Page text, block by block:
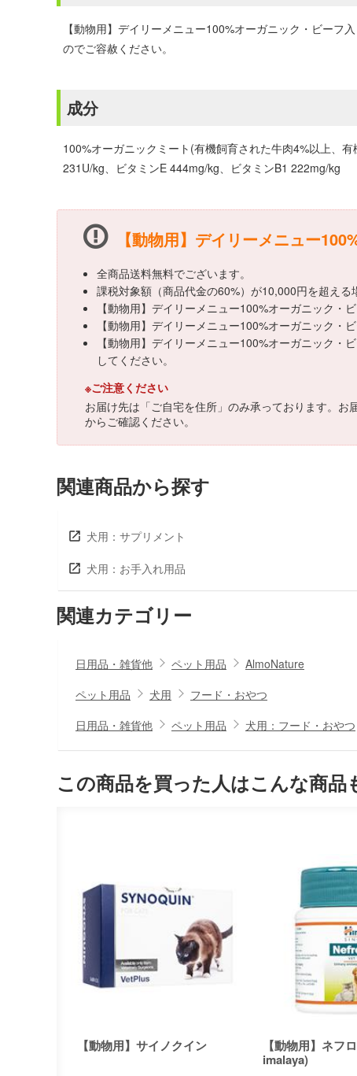
【動物用】デイリーメニュー100%オーガニック・ビー
のでご容赦ください。
成分
100%オーガニックミート(有機飼育された牛肉4%以上、
231U/kg、ビタミンE 444mg/kg、ビタミンB1 222mg/kg
【動物用】デイリーメニュー
全商品送料無料でございます。
課税対象額（商品代金の60%）が10,000円を超える
【動物用】デイリーメニュー100%オーガニック・
【動物用】デイリーメニュー100%オーガニック・
【動物用】デイリーメニュー100%オーガニック
してください。
※ご注意ください
お届け先は「ご自宅を住所」のみ承っております。
からご確認ください。
関連商品から探す
犬用：サプリメント
犬用：お手入れ用品
関連カテゴリー
日用品・雑貨他 ペット用品
AlmoNature
ペット用品
犬用
フード・おやつ
日用品・雑貨他
ペット用品 犬用：フード・おやつ
この商品を買った人はこんな商品
【動物用】サイノクイン
【動物用】ネフ
imalaya)